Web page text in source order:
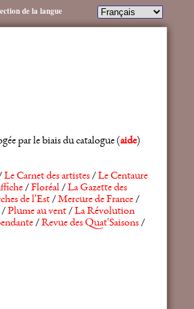
par le biais du catalogue (aide)
Le Carnet des artistes/Le Centaure
/Floréal/La Gazette des
de l'Est/Mercure de France/
/Plume au vent/La Révolution
/Revue des Quat'Saisons/
de la langue